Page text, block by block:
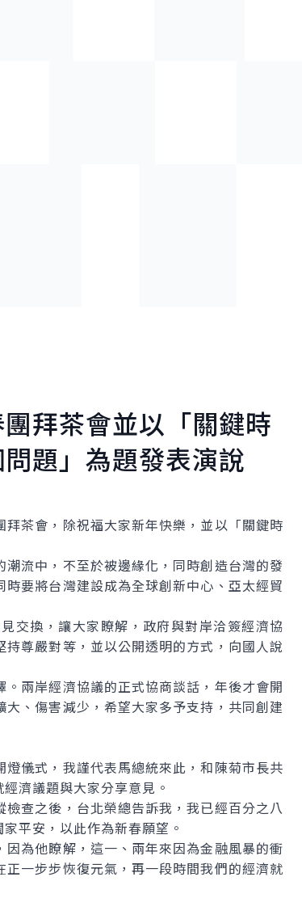
拜茶會並以「關鍵時
題」為題發表演說
茶會，除祝福大家新年快樂，並以「關鍵時
流中，不至於被邊緣化，同時創造台灣的發
要將台灣建設成為全球創新中心、亞太經貿
換，讓大家瞭解，政府與對岸洽簽經濟協
尊嚴對等，並以公開透明的方式，向國人說
兩岸經濟協議的正式協商談話，年後才會開
、傷害減少，希望大家多予支持，共同創建
儀式，我謹代表馬總統來此，和陳菊市長共
濟議題與大家分享意見。
查之後，台北榮總告訴我，我已經百分之八
平安，以此作為新春願望。
為他瞭解，這一、兩年來因為金融風暴的衝
一步步恢復元氣，再一段時間我們的經濟就